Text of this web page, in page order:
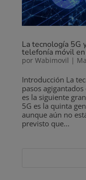
La tecnología 5G
telefonía móvil
por Wabimovil |
Introducción La
pasos
es la siguiente
5G es la quinta
aunque aún no
previsto que...